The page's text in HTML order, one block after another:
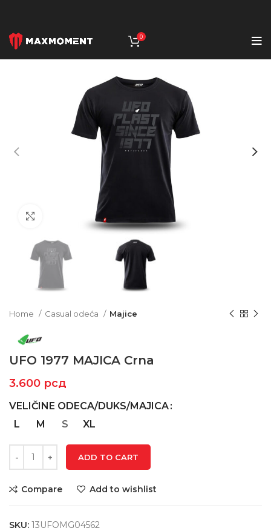
0
Click to enlarge
Home Casual odeća Majice
UFO 1977 MAJICA Crna
3.600 рсд
VELIČINE ODECA/DUKS/MAJICA
L
M S XL
ADD TO CART
Compare Add to wishlist
SKU: 13UFOMG04562